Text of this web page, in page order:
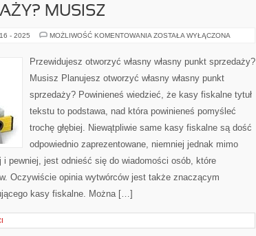
MUSISZ
- 2025 MOŻLIWOŚĆ KOMENTOWANIA PLANUJESZ
WŁASNY
PUNKT
MUSISZ
ZOSTAŁA WYŁĄCZONA
Przewidujesz otworzyć własny własny punkt sprzedaży?
Musisz Planujesz otworzyć własny własny punkt
sprzedaży? Powinieneś wiedzieć, że kasy fiskalne tytuł
tekstu to podstawa, nad która powinieneś pomyśleć
trochę głębiej. Niewątpliwie same kasy fiskalne są dość
odpowiednio zaprezentowane, niemniej jednak mimo
pewniej, jest odnieść się do wiadomości osób, które
Oczywiście opinia wytwórców jest także znaczącym
kasy fiskalne. Można […]